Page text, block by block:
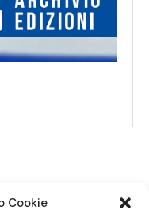
Cookie